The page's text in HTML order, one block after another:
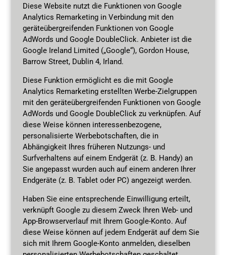
Diese Website nutzt die Funktionen von Google
Analytics Remarketing in Verbindung mit den
geräteübergreifenden Funktionen von Google
AdWords und Google DoubleClick. Anbieter ist die
Google Ireland Limited („Google“), Gordon House,
Barrow Street, Dublin 4, Irland.
Diese Funktion ermöglicht es die mit Google
Analytics Remarketing erstellten Werbe-Zielgruppen
mit den geräteübergreifenden Funktionen von Google
AdWords und Google DoubleClick zu verknüpfen. Auf
diese Weise können interessenbezogene,
personalisierte Werbebotschaften, die in
Abhängigkeit Ihres früheren Nutzungs- und
Surfverhaltens auf einem Endgerät (z. B. Handy) an
Sie angepasst wurden auch auf einem anderen Ihrer
Endgeräte (z. B. Tablet oder PC) angezeigt werden.
Haben Sie eine entsprechende Einwilligung erteilt,
verknüpft Google zu diesem Zweck Ihren Web- und
App-Browserverlauf mit Ihrem Google-Konto. Auf
diese Weise können auf jedem Endgerät auf dem Sie
sich mit Ihrem Google-Konto anmelden, dieselben